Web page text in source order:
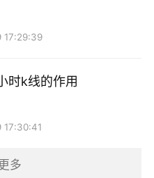
17:29:39
时k线的作用
17:30:41
多